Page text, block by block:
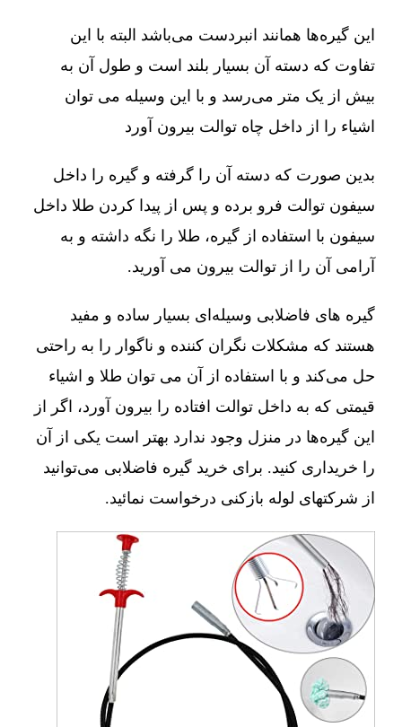
این گیره‌ها همانند انبردست می‌باشد البته با این
تفاوت که دسته آن بسیار بلند است و طول آن به
بیش از یک متر می‌رسد و با این وسیله می توان
اشیاء را از داخل چاه توالت بیرون آورد
بدین صورت که دسته آن را گرفته و گیره را داخل
سیفون توالت فرو برده و پس از پیدا کردن طلا داخل
سیفون با استفاده از گیره، طلا را نگه داشته و به
آرامی آن را از توالت بیرون می آورید.
گیره های فاضلابی وسیله‌ای بسیار ساده و مفید
هستند که مشکلات نگران کننده و ناگوار را به راحتی
حل می‌کند و با استفاده از آن می توان طلا و اشیاء
قیمتی که به داخل توالت افتاده را بیرون آورد، اگر از
این گیره‌ها در منزل وجود ندارد بهتر است یکی از آن
را خریداری کنید. برای خرید گیره فاضلابی می‌توانید
از شرکتهای لوله بازکنی درخواست نمائید.